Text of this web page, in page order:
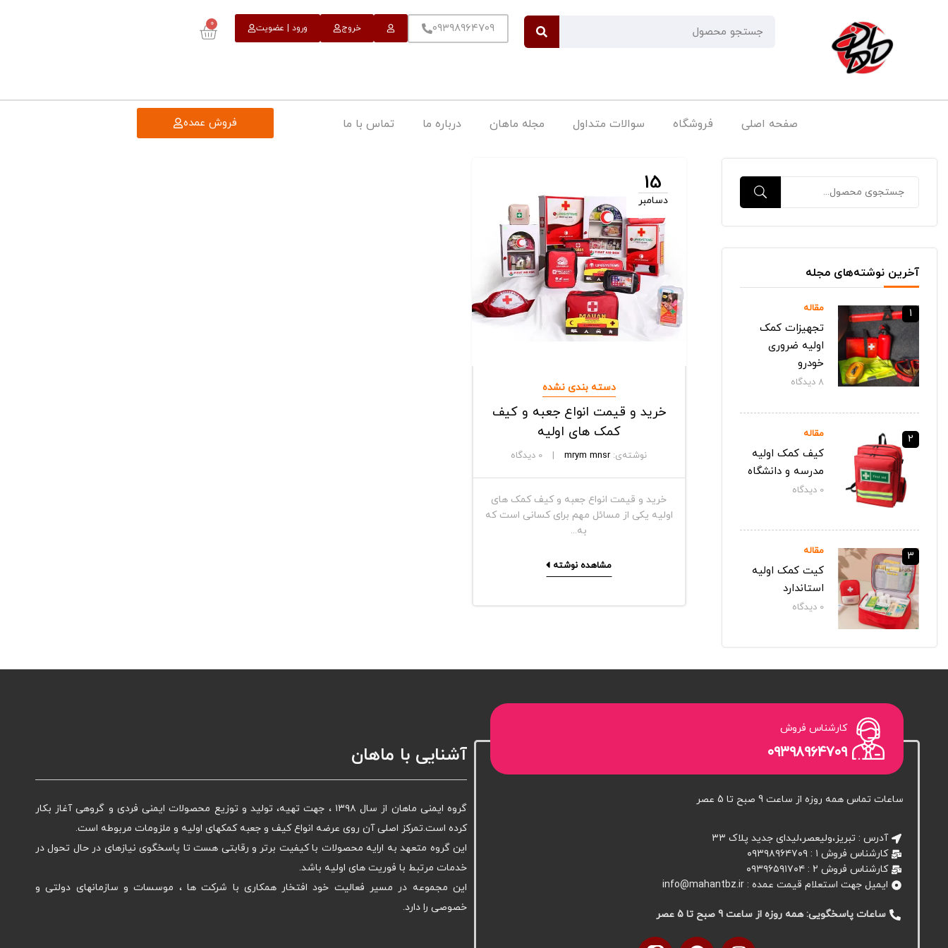
۰۹۳۹۸۹۶۴۷۰۹ خروج ورود | عضویت 0
صفحه اصلی فروشگاه سوالات متداول مجله ماهان درباره ما تماس با ما فروش عمده
آخرین نوشته‌های مجله
1 مقاله
تجهیزات کمک
اولیه ضروری
خودرو
8 دیدگاه‌
2 مقاله
کیف کمک اولیه
مدرسه و دانشگاه
0 دیدگاه‌
3 مقاله
کیت کمک اولیه
استاندارد
0 دیدگاه‌
15
دسامبر
دسته بندی نشده
خرید و قیمت انواع جعبه و کیف
کمک های اولیه
نوشته‌ی:mrym mnsr دیدگاه
خرید و قیمت انواع جعبه و کیف کمک های
اولیه یکی از مسائل مهم برای کسانی است که
به...
مشاهده نوشته
کارشناس فروش
۰۹۳۹۸۹۶۴۷۰۹
ساعات تماس همه روزه از ساعت 9 صبح تا 5 عصر
آدرس : تبریز،ولیعصر،لیدای جدید پلاک ۳۳
کارشناس فروش ۱ : ۰۹۳۹۸۹۶۴۷۰۹
کارشناس فروش 2 : ۰۹۳۹۶۵۹۱۷۰۴
ایمیل جهت استعلام قیمت عمده : info@mahantbz.ir
ساعات پاسخگویی: همه روزه از ساعت 9 صبح تا 5 عصر
آشنایی با ماهان
گروه ایمنی ماهان از سال ۱۳۹۸ ، جهت تهیه، تولید و توزیع محصولات ایمنی فردی و گروهی آغاز بکار
کرده است.تمرکز اصلی آن روی عرضه انواع کیف و جعبه کمکهای اولیه و ملزومات مربوطه است.
این گروه متعهد به ارایه محصولات با کیفیت برتر و رقابتی هست تا پاسخگوی نیازهای در حال تحول در
خدمات مرتبط با فوریت های اولیه باشد.
این مجموعه در مسیر فعالیت خود افتخار همکاری با شرکت ها ، موسسات و سازمانهای دولتی و
خصوصی را دارد.